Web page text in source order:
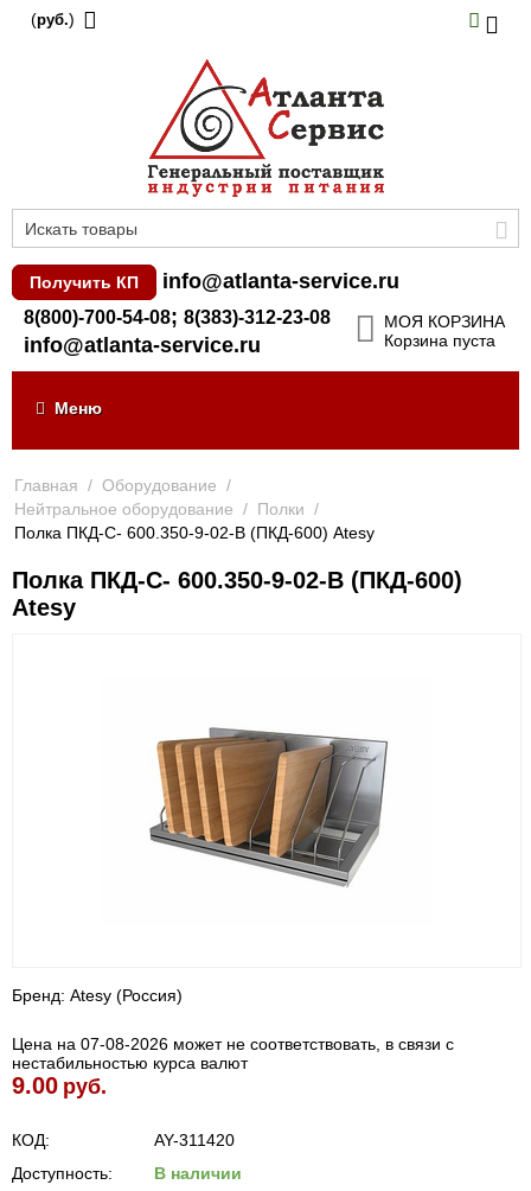
(руб.)
Получить КП info@atlanta-service.ru
8(800)-700-54-08; 8(383)-312-23-08
info@atlanta-service.ru
МОЯ КОРЗИНА
Корзина пуста
Меню
Главная / Оборудование /
Нейтральное оборудование / Полки /
Полка ПКД-С- 600.350-9-02-В (ПКД-600) Atesy
Полка ПКД-С- 600.350-9-02-В (ПКД-600)
Atesy
Бренд: Atesy (Россия)
Цена на 07-08-2026 может не соответствовать, в связи с
нестабильностью курса валют
9.00 руб.
КОД:
AY-311420
Доступность:
В наличии